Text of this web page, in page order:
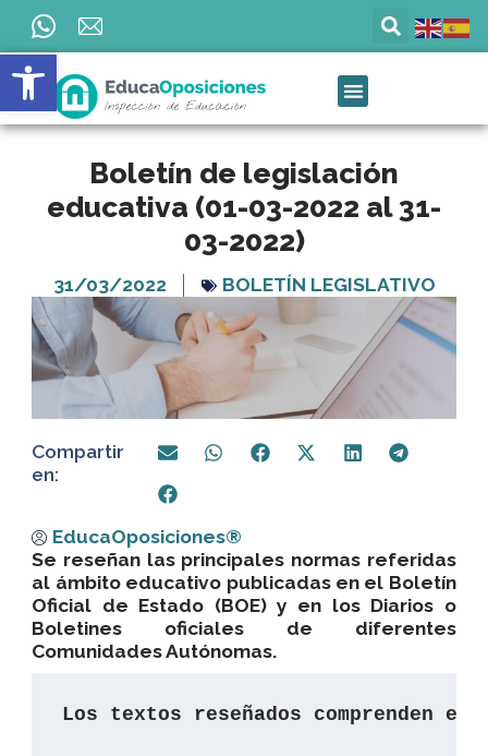
Abrir barra de herramientas
contenido
Boletín de legislación
educativa (01-03-2022 al 31-
03-2022)
31/03/2022 BOLETÍN LEGISLATIVO
Compartir
en:
EducaOposiciones®
Se reseñan las principales normas referidas
al ámbito educativo publicadas en el Boletín
Oficial de Estado (BOE) y en los Diarios o
Boletines oficiales de diferentes
ComunidadesAutónomas.
Los textos reseñados comprenden